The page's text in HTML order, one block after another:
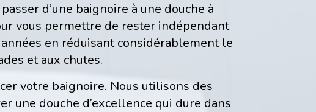
d’une baignoire à une douche à
vous permettre de rester indépendant
en réduisant considérablement le
et aux chutes.
votre baignoire. Nous utilisons des
une douche d’excellence qui dure dans